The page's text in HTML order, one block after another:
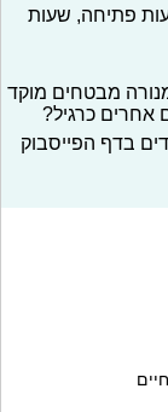
פתיחה, שעות
מבטחים מוקד
אחרים כרגיל?
בדף הפייסבוק